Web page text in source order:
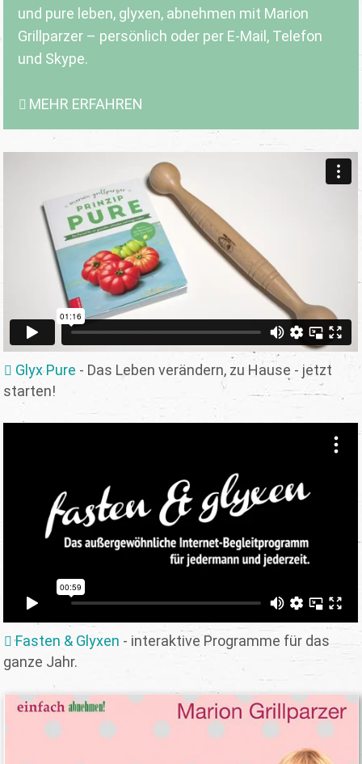
und pure leben, glyxen, abnehmen mit Marion
Grillparzer – persönlich oder per E-Mail, Telefon
und Skype.
MEHR ERFAHREN
Glyx Pure - Das Leben verändern, zu Hause - jetzt
starten!
Fasten & Glyxen - interaktive Programme für das
ganze Jahr.